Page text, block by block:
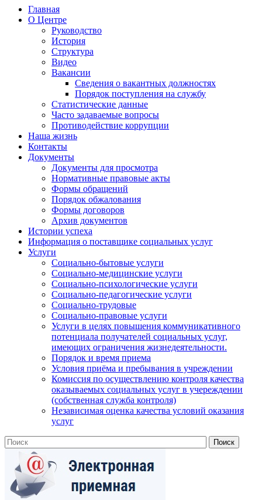
Главная
О Центре
Руководство
История
Структура
Видео
Вакансии
Сведения о вакантных должностях
Порядок поступления на службу
Статистические данные
Часто задаваемые вопросы
Противодействие коррупции
Наша жизнь
Контакты
Документы
Документы для просмотра
Нормативные правовые акты
Формы обращений
Порядок обжалования
Формы договоров
Архив документов
Истории успеха
Информация о поставщике социальных услуг
Услуги
Социально-бытовые услуги
Социально-медицинские услуги
Социально-психологические услуги
Социально-педагогические услуги
Социально-трудовые
Социально-правовые услуги
Услуги в целях повышения коммуникативного
потенциала получателей социальных услуг,
имеющих ограничения жизнедеятельности.
Порядок и время приема
Условия приёма и пребывания в учреждении
Комиссия по осуществлению контроля качества
оказываемых социальных услуг в учереждении
(собственная служба контроля)
Независимая оценка качества условий оказания
услуг